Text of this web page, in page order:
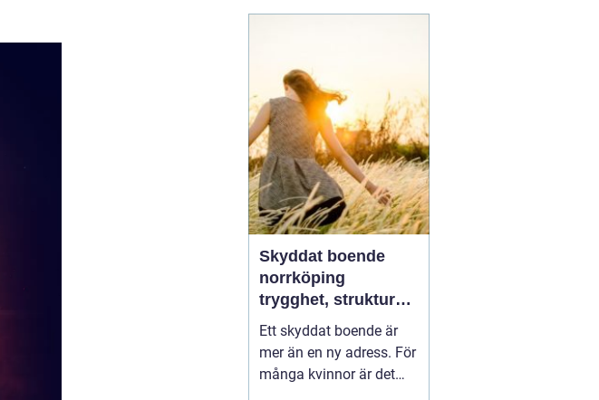
eftermiddagen med en
sista kopp. Kaffe är inte
bara en dryck, utan en
natur...
Skyddat boende
norrköping
trygghet, struktur
och väg vidare
Ett skyddat boende är
mer än en ny adress. För
många kvinnor är det
skillnaden mellan att